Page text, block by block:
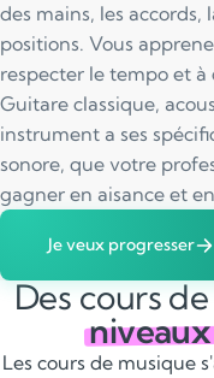
des mains, les
positions. Vous
respecter le tempo et
Guitare classique,
instrument a ses
sonore, que votre
gagner en aisance et
Je veux progresser
Des cours
Les cours de musique